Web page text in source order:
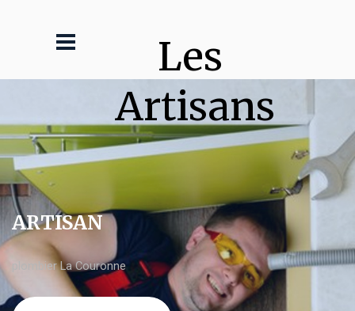
Les
Artisans
ARTISAN
plombier La Couronne